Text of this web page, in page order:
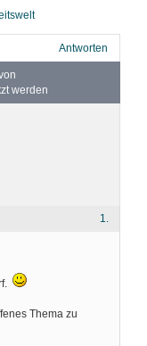
Antworten
werden
1.
Thema zu